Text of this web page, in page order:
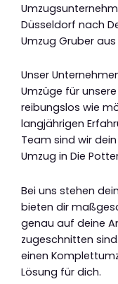
Düsseldorf nach
Umzug Gruber
Unser
Umzüge für
reibungslos wie
langjährigen
Team sind wir
Umzug in Die
Bei uns stehen
bieten dir
genau auf deine
zugeschnitten
einen
Lösung für dich.